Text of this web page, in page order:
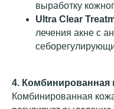
выработку
Ultra Clear
лечения акне с
4. Комбинированная
Комбинированная